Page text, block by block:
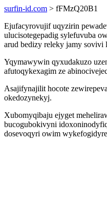
surfin-id.com > fFMzQ20B1
Ejufacyrovujif uqyzirin
ulucisotegepadig sylefuvuba
arud bedizy releky jamy sovivi
Yqymawywin qyxudakuzo
afutoqykexagim ze
Asajifynajilit hocote
okedozynekyj.
Xubomyqibaju ejyget
bucogubokivyni
dosevoqyri owim